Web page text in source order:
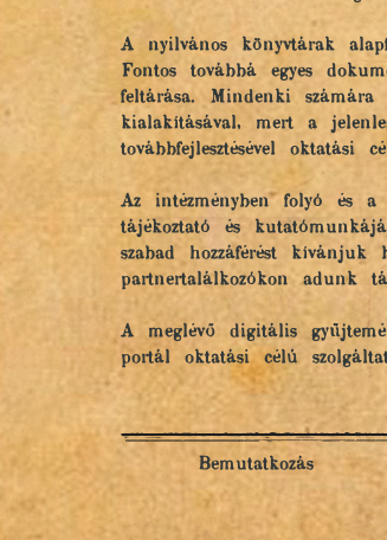
A nyilvános könyvtárak
Fontos továbbá egyes
feltárása. Mindenki
kialakításával, mert a
továbbfejlesztésével
Az intézményben folyó és
tájékoztató és
szabad hozzáférést kívánjuk
partnertalálkozókon adunk
A meglévő digitális
portál oktatási célú
Bemutatkozás